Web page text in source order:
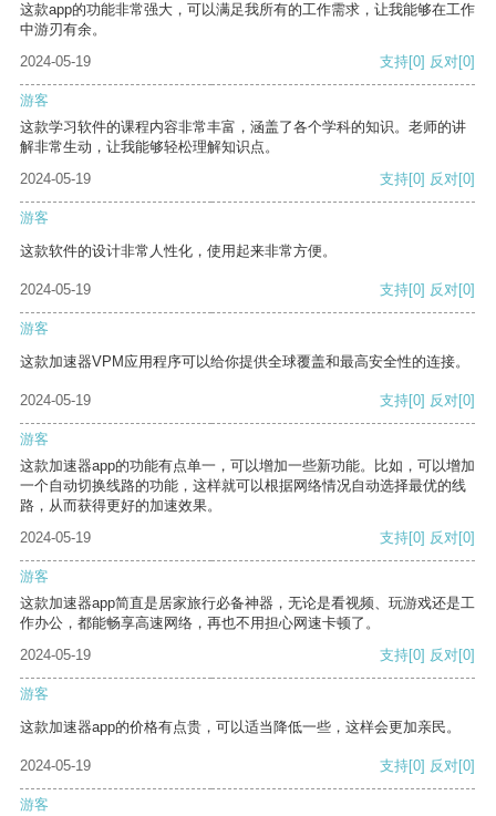
这款app的功能非常强大，可以满足我所有的工作需求，让我能够在工作
中游刃有余。
2024-05-19
支持[0] 反对[0]
游客
这款学习软件的课程内容非常丰富，涵盖了各个学科的知识。老师的讲
解非常生动，让我能够轻松理解知识点。
2024-05-19
支持[0] 反对[0]
游客
这款软件的设计非常人性化，使用起来非常方便。
2024-05-19 支持[0] 反对[0]
游客
这款加速器VPM应用程序可以给你提供全球覆盖和最高安全性的连接。
2024-05-19 支持[0] 反对[0]
游客
这款加速器app的功能有点单一，可以增加一些新功能。比如，可以增加
一个自动切换线路的功能，这样就可以根据网络情况自动选择最优的线
路，从而获得更好的加速效果。
2024-05-19
支持[0] 反对[0]
游客
这款加速器app简直是居家旅行必备神器，无论是看视频、玩游戏还是工
作办公，都能畅享高速网络，再也不用担心网速卡顿了。
2024-05-19
支持[0] 反对[0]
游客
这款加速器app的价格有点贵，可以适当降低一些，这样会更加亲民。
2024-05-19 支持[0] 反对[0]
游客